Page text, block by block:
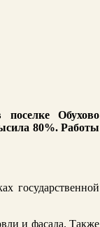
Обухово
80%. Работы
государственной
и фасада. Также